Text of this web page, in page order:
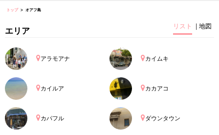
トップ オアフ島
エリア
リスト 地図
アラモアナ カイムキ
カイルア カカアコ
カパフル ダウンタウン